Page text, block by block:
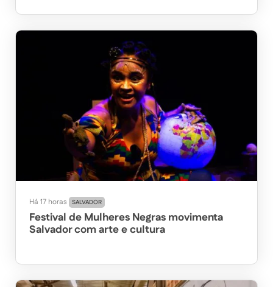
Há 17 horas SALVADOR
Festival de Mulheres Negras movimenta
Salvador com arte e cultura